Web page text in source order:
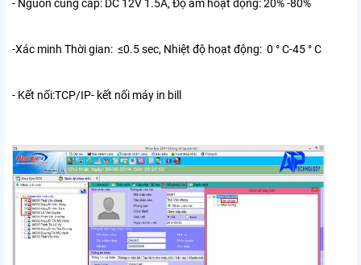
- Nguồn cung cấp: DC 12V 1.5A, Độ ẩm hoạt động: 20% -80%
-Xác minh Thời gian: ≤0.5 sec, Nhiệt độ hoạt động: 0 ° C-45 ° C
- Kết nối:TCP/IP- kết nối máy in bill